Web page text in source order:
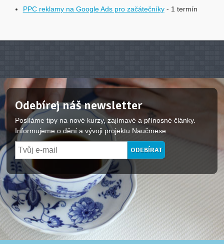
PPC reklamy na Google Ads pro začátečníky - 1 termín
Odebírej náš newsletter
Posíláme tipy na nové kurzy, zajímavé a přínosné články.
Informujeme o dění a vývoji projektu Naučmese.